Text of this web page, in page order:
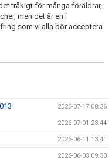
tråkigt för många föräldrar,
men det är en i
som vi alla bör acceptera.
2026-07-17 08:36
2026-07-01 23:44
2026-06-11 13:41
2026-06-03 09:30